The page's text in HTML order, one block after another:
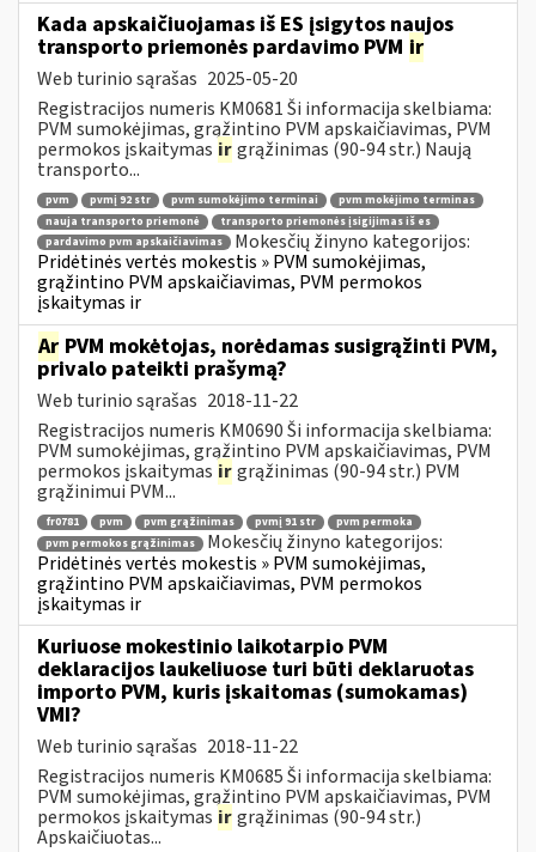
Kada apskaičiuojamas iš ES įsigytos naujos
transporto priemonės pardavimo PVM ir
Web turinio sąrašas 2025-05-20
Registracijos numeris KM0681 Ši informacija skelbiama:
PVM sumokėjimas, grąžintino PVM apskaičiavimas, PVM
permokos įskaitymas irgrąžinimas (90-94 str.) Naują
transporto...
pvm pvmį 92 str pvm sumokėjimo terminai
pvm mokėjimo terminas
nauja transporto priemonė
transporto priemonės įsigijimas iš es
pardavimo pvm apskaičiavimas
Mokesčių žinyno kategorijos:
Pridėtinės vertės mokestis » PVM sumokėjimas,
grąžintino PVM apskaičiavimas, PVM permokos
įskaitymas ir
Ar PVM mokėtojas, norėdamas susigrąžinti PVM,
privalo pateikti prašymą?
Web turinio sąrašas 2018-11-22
Registracijos numeris KM0690 Ši informacija skelbiama:
PVM sumokėjimas, grąžintino PVM apskaičiavimas, PVM
permokos įskaitymas irgrąžinimas (90-94 str.) PVM
grąžinimui PVM...
fr0781 pvm pvm grąžinimas pvmį 91 str
pvm permoka
pvm permokos grąžinimas
Mokesčių žinyno kategorijos:
Pridėtinės vertės mokestis » PVM sumokėjimas,
grąžintino PVM apskaičiavimas, PVM permokos
įskaitymas ir
Kuriuose mokestinio laikotarpio PVM
deklaracijos laukeliuose turi būti deklaruotas
importo PVM, kuris įskaitomas (sumokamas)
VMI?
Web turinio sąrašas 2018-11-22
Registracijos numeris KM0685 Ši informacija skelbiama:
PVM sumokėjimas, grąžintino PVM apskaičiavimas, PVM
permokos įskaitymas irgrąžinimas (90-94 str.)
Apskaičiuotas...